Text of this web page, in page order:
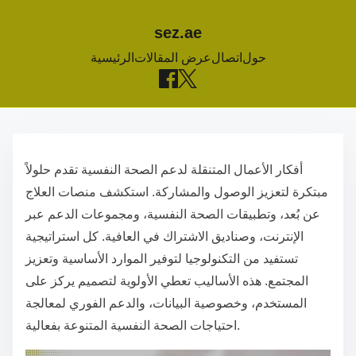
sez.ae
الرئيسية عرض المقالاتاتصال حول
أفكار الأعمال المتنقلة لدعم الصحة النفسية تقدم حلولاً
مبتكرة لتعزيز الوصول والمشاركة. استكشف منصات العلاج
عن بُعد، وتطبيقات الصحة النفسية، ومجموعات الدعم عبر
الإنترنت، وصناديق الاشتراك في العافية. كل استراتيجية
تستفيد من التكنولوجيا لتوفير الموارد الأساسية وتعزيز
المجتمع. هذه الأساليب تعطي الأولوية لتصميم يركز على
المستخدم، وخصوصية البيانات، والدعم الفوري لمعالجة
احتياجات الصحة النفسية المتنوعة بفعالية.